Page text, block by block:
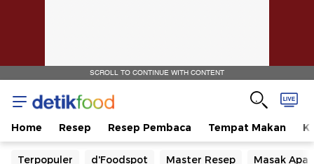
SCROLL TO CONTINUE WITH CONTENT
Home Resep Resep Pembaca Tempat Makan
Terpopuler d'Foodspot Master Resep Masak Apa